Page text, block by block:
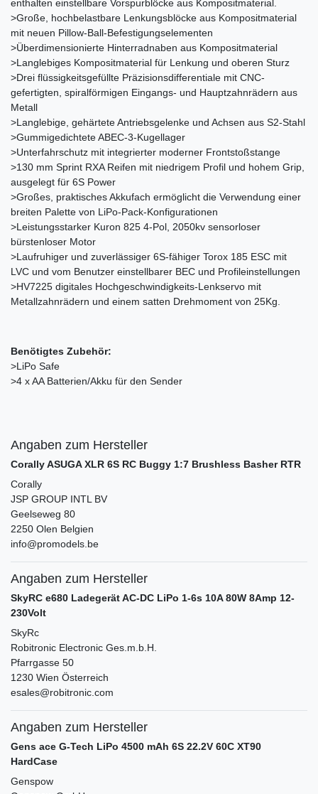
enthalten einstellbare Vorspurblöcke aus Kompositmaterial.
>Große, hochbelastbare Lenkungsblöcke aus Kompositmaterial
mit neuen Pillow-Ball-Befestigungselementen
>Überdimensionierte Hinterradnaben aus Kompositmaterial
>Langlebiges Kompositmaterial für Lenkung und oberen Sturz
>Drei flüssigkeitsgefüllte Präzisionsdifferentiale mit CNC-
gefertigten, spiralförmigen Eingangs- und Hauptzahnrädern aus
Metall
>Langlebige, gehärtete Antriebsgelenke und Achsen aus S2-Stahl
>Gummigedichtete ABEC-3-Kugellager
>Unterfahrschutz mit integrierter moderner Frontstoßstange
>130 mm Sprint RXA Reifen mit niedrigem Profil und hohem Grip,
ausgelegt für 6S Power
>Großes, praktisches Akkufach ermöglicht die Verwendung einer
breiten Palette von LiPo-Pack-Konfigurationen
>Leistungsstarker Kuron 825 4-Pol, 2050kv sensorloser
bürstenloser Motor
>Laufruhiger und zuverlässiger 6S-fähiger Torox 185 ESC mit
LVC und vom Benutzer einstellbarer BEC und Profileinstellungen
>HV7225 digitales Hochgeschwindigkeits-Lenkservo mit
Metallzahnrädern und einem satten Drehmoment von 25Kg.
Benötigtes Zubehör:
>LiPo Safe
>4 x AA Batterien/Akku für den Sender
Angaben zum Hersteller
Corally ASUGA XLR 6S RC Buggy 1:7 Brushless Basher RTR
Corally
JSP GROUP INTL BV
Geelseweg 80
2250 Olen Belgien
info@promodels.be
Angaben zum Hersteller
SkyRC e680 Ladegerät AC-DC LiPo 1-6s 10A 80W 8Amp 12-
230Volt
SkyRc
Robitronic Electronic Ges.m.b.H.
Pfarrgasse 50
1230 Wien Österreich
esales@robitronic.com
Angaben zum Hersteller
Gens ace G-Tech LiPo 4500 mAh 6S 22.2V 60C XT90
HardCase
Genspow